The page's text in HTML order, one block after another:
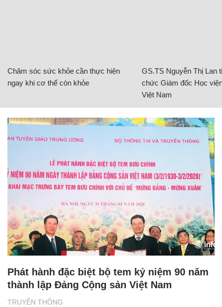
Chăm sóc sức khỏe cần thực hiện
ngay khi cơ thể còn khỏe
GS.TS Nguyễn Thị Lan
chức Giám đốc Học
Việt Nam
TRUYỀN THÔNG
Phát hành đặc biệt bộ tem kỷ niệm 90 năm
thành lập Đảng Cộng sản Việt Nam